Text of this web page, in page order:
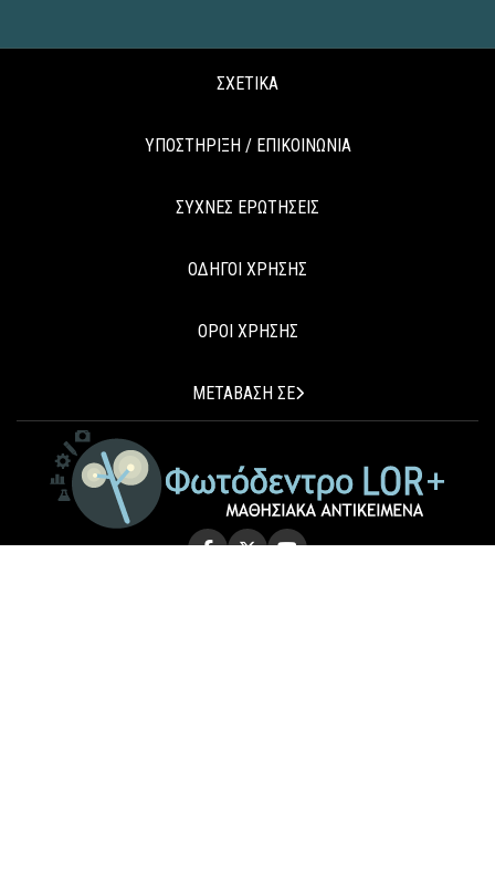
ΣΧΕΤΙΚΑ
ΥΠΟΣΤΗΡΙΞΗ / ΕΠΙΚΟΙΝΩΝΙΑ
ΣΥΧΝΕΣ ΕΡΩΤΗΣΕΙΣ
ΟΔΗΓΟΙ ΧΡΗΣΗΣ
ΟΡΟΙ ΧΡΗΣΗΣ
ΜΕΤΑΒΑΣΗ ΣΕ